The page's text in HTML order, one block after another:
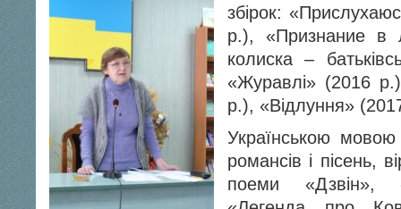
збірок:
р.), «Признание
колиска –
«Журавлі» (2016
р.), «Відлуння»
Українською мовою
романсів і пісень,
поеми «Дзвін»,